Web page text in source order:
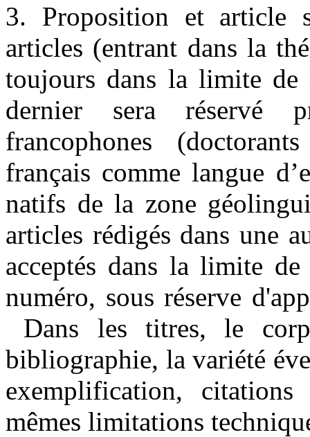
3. Proposition et article
articles (entrant dans la
toujours dans la limite de
dernier sera réservé
francophones
français comme langue
natifs de la zone
articles rédigés dans une
acceptés dans la limite
numéro, sous réserve
Dans les titres, le
bibliographie, la variété
exemplification,
mêmes limitations